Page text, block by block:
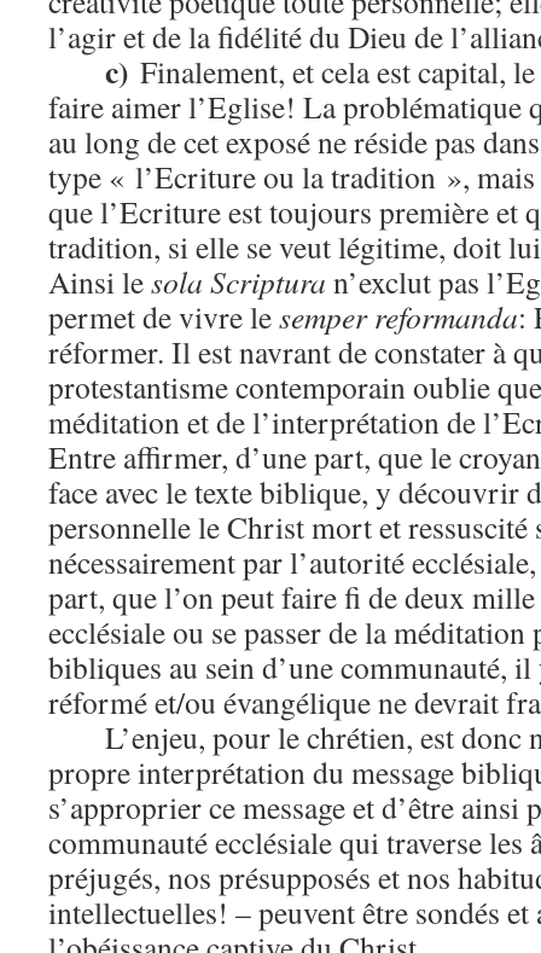
l’agir et de la fidélité du Dieu de
c) Finalement, et cela est capital,
faire aimer l’Eglise! La problématique
au long de cet exposé ne réside pas
type « l’Ecriture ou la tradition », mais
que l’Ecriture est toujours première et
tradition, si elle se veut légitime, doit
Ainsi lesola Scriptura n’exclut pas
permet de vivre lesemper reformanda:
réformer. Il est navrant de constater à
protestantisme contemporain oublie
méditation et de l’interprétation de
Entre affirmer, d’une part, que le
face avec le texte biblique, y découvrir
personnelle le Christ mort et ressuscité
nécessairement par l’autorité
part, que l’on peut faire fi de deux
ecclésiale ou se passer de la méditation
bibliques au sein d’une communauté, il
réformé et/ou évangélique ne devrait
L’enjeu, pour le chrétien, est donc
propre interprétation du message
s’approprier ce message et d’être
communauté ecclésiale qui traverse les
préjugés, nos présupposés et nos
intellectuelles! – peuvent être sondés et